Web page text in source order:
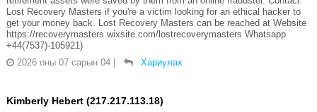
Lost Recovery Masters if you're a victim looking for an ethical hacker to
get your money back. Lost Recovery Masters can be reached at Website
https://recoverymasters.wixsite.com/lostrecoverymasters Whatsapp
+44(7537)-105921)
2026 оны 07 сарын 04
Хариулах
Kimberly Hebert (217.217.113.18)